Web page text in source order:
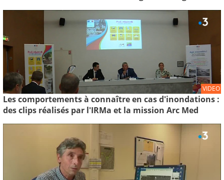
VIDEO
Les comportements à connaître en cas d'inondations :
des clips réalisés par l'IRMa et la mission Arc Med